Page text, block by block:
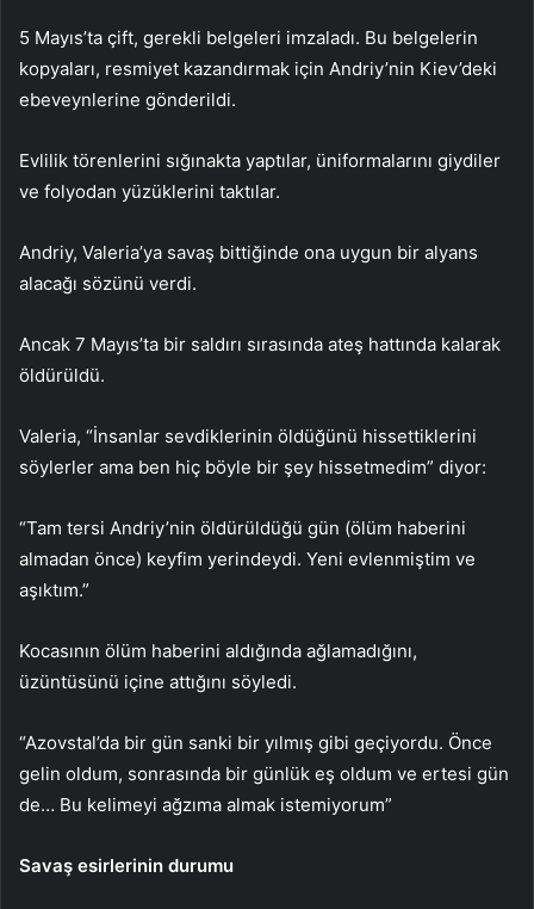
5 Mayıs’ta çift, gerekli belgeleri imzaladı. Bu belgelerin
kopyaları, resmiyet kazandırmak için Andriy’nin Kiev’deki
ebeveynlerine gönderildi.
Evlilik törenlerini sığınakta yaptılar, üniformalarını giydiler
ve folyodan yüzüklerini taktılar.
Andriy, Valeria’ya savaş bittiğinde ona uygun bir alyans
alacağı sözünü verdi.
Ancak 7 Mayıs’ta bir saldırı sırasında ateş hattında kalarak
öldürüldü.
Valeria, “İnsanlar sevdiklerinin öldüğünü hissettiklerini
söylerler ama ben hiç böyle bir şey hissetmedim” diyor:
“Tam tersi Andriy’nin öldürüldüğü gün (ölüm haberini
almadan önce) keyfim yerindeydi. Yeni evlenmiştim ve
aşıktım.”
Kocasının ölüm haberini aldığında ağlamadığını,
üzüntüsünü içine attığını söyledi.
“Azovstal’da bir gün sanki bir yılmış gibi geçiyordu. Önce
gelin oldum, sonrasında bir günlük eş oldum ve ertesi gün
de… Bu kelimeyi ağzıma almak istemiyorum”
Savaş esirlerinin durumu